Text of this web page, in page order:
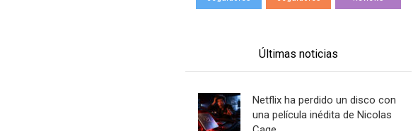
Últimas noticias
Netflix ha perdido un disco con
una película inédita de Nicolas